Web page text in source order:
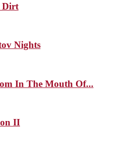
Dirt
Nights
In The Mouth Of...
II